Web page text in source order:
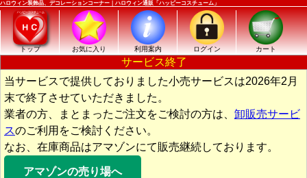
ハロウィン装飾品、デコレーションコーナー｜ハロウィン通販「ハッピーコスチューム」
トップ お気に入り 利用案内 ログイン カート
サービス終了
当サービスで提供しておりました小売サービスは2026年2月
末で終了させていただきました。
業者の方、まとまったご注文をご検討の方は、 卸販売サービ
スのご利用をご検討ください。
なお、在庫商品はアマゾンにて販売継続しております。
アマゾンの売り場へ